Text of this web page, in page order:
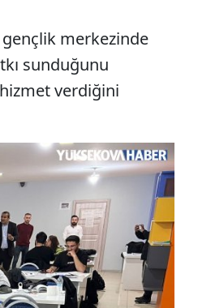
merkezinde
sunduğunu
verdiğini